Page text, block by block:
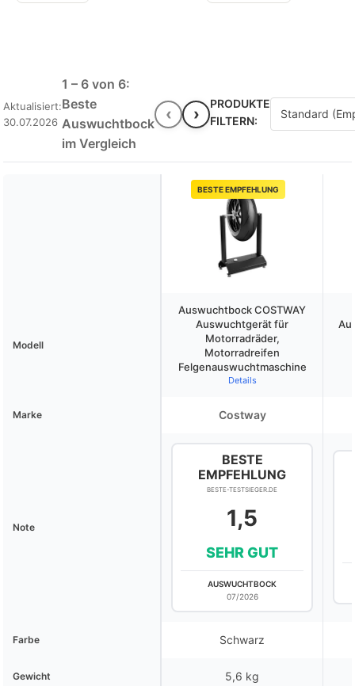
Aktualisiert:
30.07.2026
1 – 6 von 6:
Beste
Auswuchtbock
im Vergleich
‹ ›
PRODUKTE
FILTERN:
BESTE EMPFEHLUNG
Modell
Auswuchtbock COSTWAY
Auswuchtgerät für
Motorradräder,
Motorradreifen
Felgenauswuchtmaschine
Details
Marke Costway
Note
BESTE
EMPFEHLUNG
BESTE-TESTSIEGER.DE
1,5
SEHR GUT
AUSWUCHTBOCK
07/2026
Farbe Schwarz
Gewicht 5,6 kg